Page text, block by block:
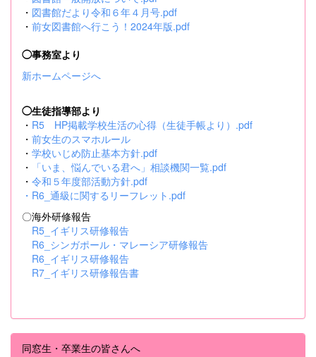
・ 図書館だより令和６年４月号.pdf
・ 前女図書館へ行こう！2024年版.pdf
◯事務室より
新ホームページへ
◯生徒指導部より
・ R5 HP掲載学校生活の心得（生徒手帳より）.pdf
・ 前女生のスマホルール
・ 学校いじめ防止基本方針.pdf
・
「いま、悩んでいる君へ」相談機関一覧.pdf
・ 令和５年度部活動方針.pdf
・ R6_通級に関するリーフレット.pdf
〇海外研修報告
R5_イギリス研修報告
R6_シンガポール・マレーシア研修報告
R6_イギリス研修報告
R7_イギリス研修報告書
同窓生・卒業生の皆さんへ